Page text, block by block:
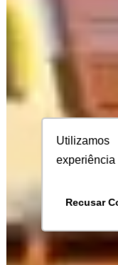
experiência
Recusar